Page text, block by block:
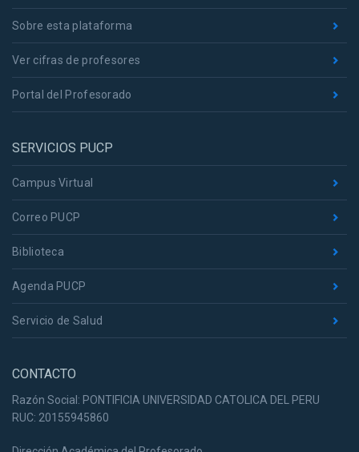
Sobre esta plataforma
Ver cifras de profesores
Portal del Profesorado
SERVICIOS PUCP
Campus Virtual
Correo PUCP
Biblioteca
Agenda PUCP
Servicio de Salud
CONTACTO
Razón Social: PONTIFICIA UNIVERSIDAD CATOLICA DEL PERU
RUC: 20155945860